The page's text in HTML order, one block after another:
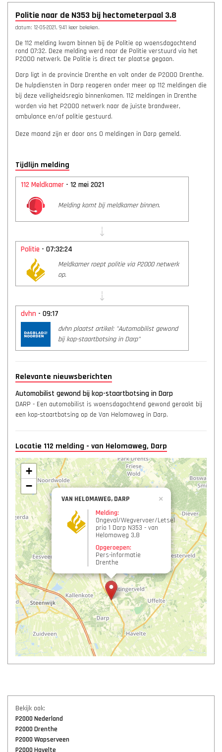
Politie naar de N353 bij hectometerpaal 3.8
datum: 12-05-2021, 941 keer bekeken.
De 112 melding kwam binnen bij de Politie op woensdagochtend
rond 07:32. Deze melding werd naar de Politie verstuurd via het
P2000 netwerk. De Politie is direct ter plaatse gegaan.
Darp ligt in de provincie Drenthe en valt onder de P2000 Drenthe.
De hulpdiensten in Darp reageren onder meer op 112 meldingen die
bij deze veiligheidsregio binnenkomen. 112 meldingen in Drenthe
worden via het P2000 netwerk naar de juiste brandweer,
ambulance en/of politie gestuurd.
Deze maand zijn er door ons 0 meldingen in Darp gemeld.
Tijdlijn melding
112 Meldkamer - 12 mei 2021
Melding komt bij meldkamer binnen.
Politie - 07:32:24
Meldkamer roept politie via P2000 netwerk
op.
dvhn - 09:17
dvhn plaatst artikel: "Automobilist gewond
bij kop-staartbotsing in Darp"
Relevante nieuwsberichten
Automobilist gewond bij kop-staartbotsing in Darp
DARP - Een automobilist is woensdagochtend gewond geraakt bij
een kop-staartbotsing op de Van Helomaweg in Darp.
Locatie 112 melding - van Helomaweg, Darp
VAN HELOMAWEG, DARP
Melding:
Ongeval/Wegvervoer/Letsel
prio 1 Darp N353 - van
Helomaweg 3,8
Opgeroepen:
Pers-informatie
Drenthe
×
+
−
Bekijk ook:
P2000 Nederland
P2000 Drenthe
P2000 Wapserveen
P2000 Havelte